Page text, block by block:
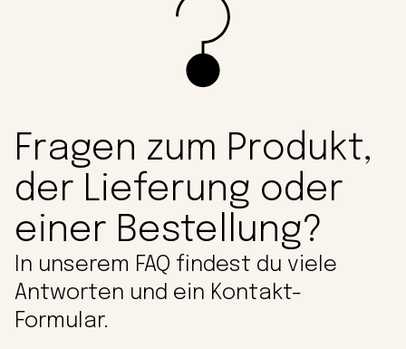
Fragen zum Produkt,
der Lieferung oder
einer Bestellung?
In unserem FAQ findest du viele
Antworten und ein Kontakt-
Formular.